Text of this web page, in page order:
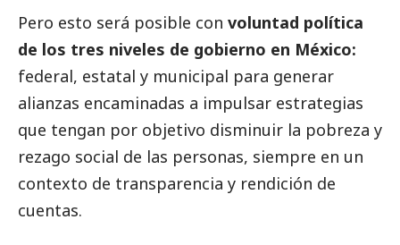
Pero esto será posible con voluntad política
de los tres niveles de gobierno en México:
federal, estatal y municipal para generar
alianzas encaminadas a impulsar estrategias
que tengan por objetivo disminuir la pobreza y
rezago social de las personas, siempre en un
contexto de transparencia y rendición de
cuentas.